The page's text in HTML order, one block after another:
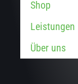
Shop
Leistungen
Über uns